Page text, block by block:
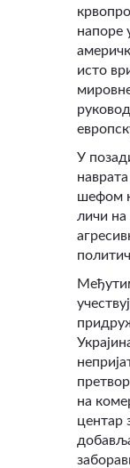
напоре
исто
У
шефом
личи на
на
центар